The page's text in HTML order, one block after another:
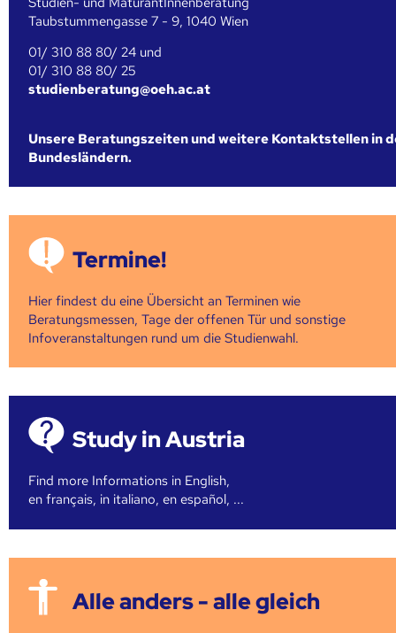
Taubstummengasse 7 - 9, 1040 Wien
01/ 310 88 80/ 24 und
01/ 310 88 80/ 25
studienberatung@oeh.ac.at
Unsere Beratungszeiten und weitere Kontaktstellen in
Bundesländern.
Termine!
Hier findest du eine Übersicht an Terminen wie
Beratungsmessen, Tage der offenen Tür und sonstige
Infoveranstaltungen rund um die Studienwahl.
Study in Austria
Find more Informations in English,
en français, in italiano, en español, ...
Alle anders - alle gleich